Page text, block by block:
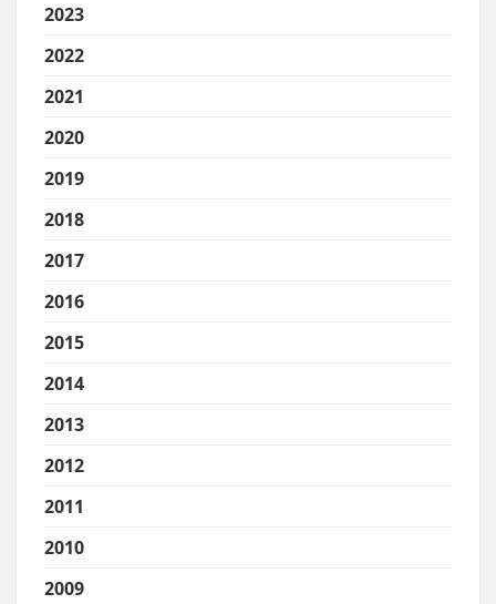
2023
2022
2021
2020
2019
2018
2017
2016
2015
2014
2013
2012
2011
2010
2009